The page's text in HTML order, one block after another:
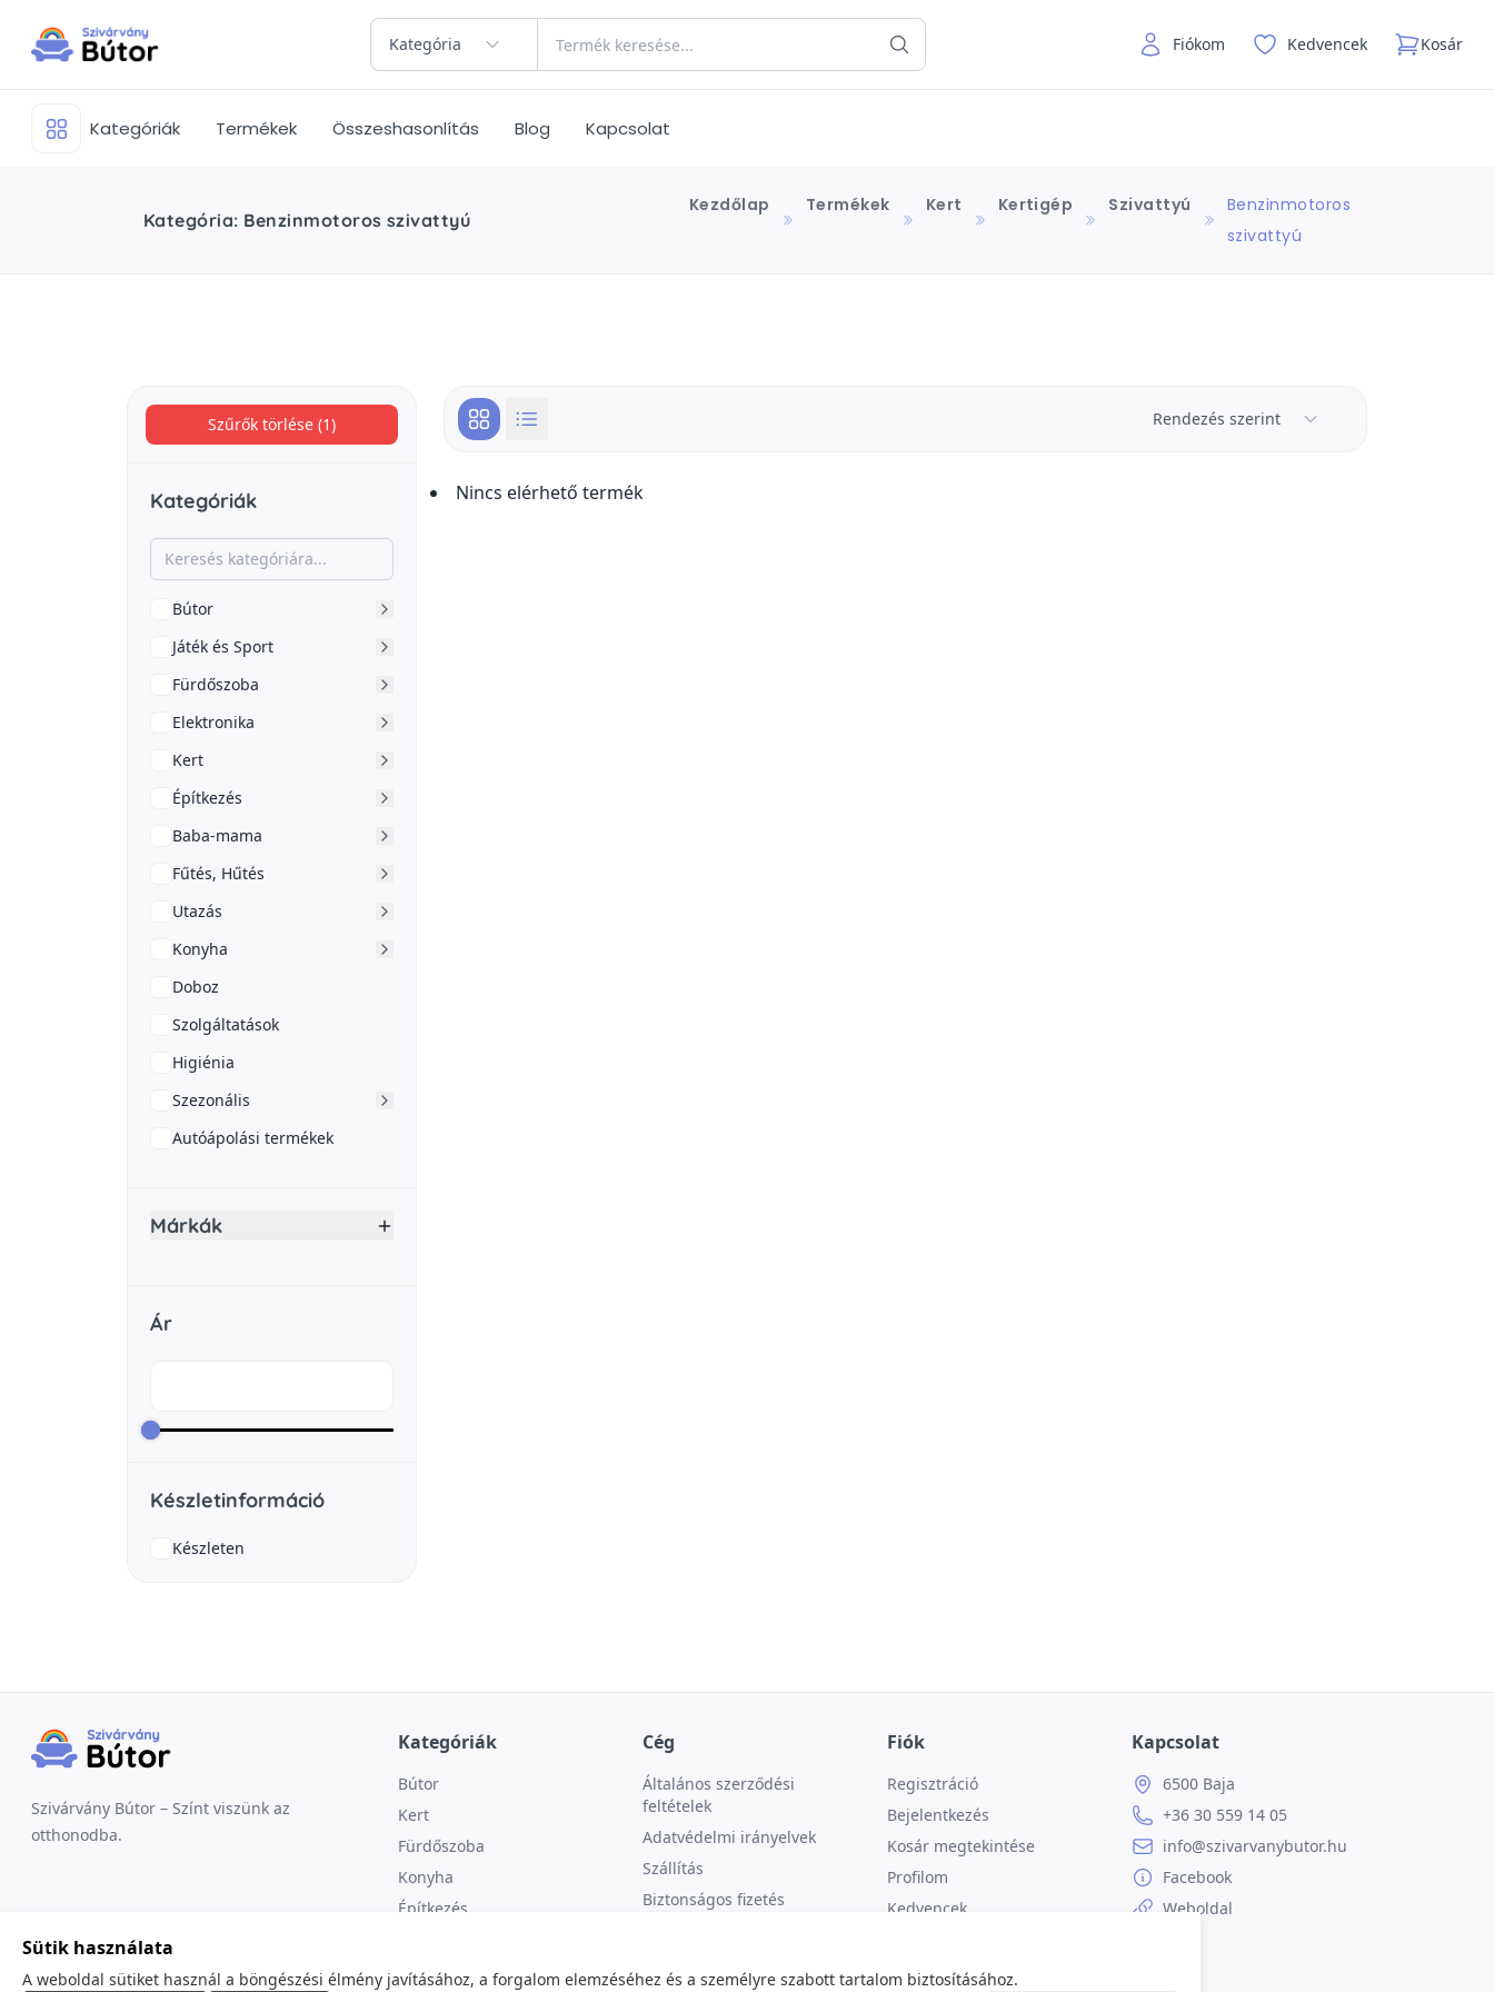
Kategória Fiókom Kedvencek Kosár
Kategóriák Termékek Összeshasonlítás Blog Kapcsolat
Kategória: Benzinmotoros szivattyú
Kezdőlap Termékek Kert Kertigép Szivattyú
Benzinmotoros
szivattyú
Szűrők törlése (1)
Kategóriák
Bútor
Játék és Sport
Fürdőszoba
Elektronika
Kert
Építkezés
Baba-mama
Fűtés, Hűtés
Utazás
Konyha
Doboz
Szolgáltatások
Higiénia
Szezonális
Autóápolási termékek
Márkák
Ár
Készletinformáció
Készleten
Rendezés szerint
Nincs elérhető termék
Szivárvány Bútor – Színt viszünk az
otthonodba.
Kategóriák
Bútor
Kert
Fürdőszoba
Konyha
Építkezés
Cég
Általános szerződési
feltételek
Adatvédelmi irányelvek
Szállítás
Biztonságos fizetés
Fiók
Regisztráció
Bejelentkezés
Kosár megtekintése
Profilom
Kedvencek
Kapcsolat
6500 Baja
+36 30 559 14 05
info@szivarvanybutor.hu
Facebook
Weboldal
Sütik használata
A weboldal sütiket használ a böngészési élmény javításához, a forgalom elemzéséhez és a személyre szabott tartalom biztosításához.